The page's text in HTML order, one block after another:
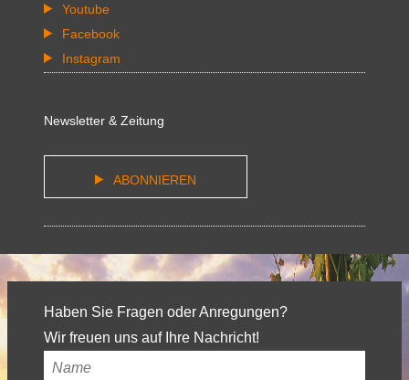
Youtube
Facebook
Instagram
Newsletter & Zeitung
ABONNIEREN
Haben Sie Fragen oder Anregungen?
Wir freuen uns auf Ihre Nachricht!
Ihr